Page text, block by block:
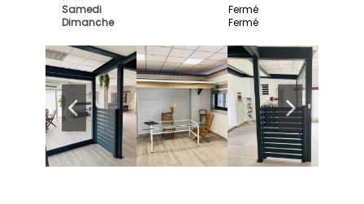
Samedi
Fermé
Dimanche
Fermé